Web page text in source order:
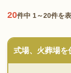
20件中 1～20件を
式場、火葬場を